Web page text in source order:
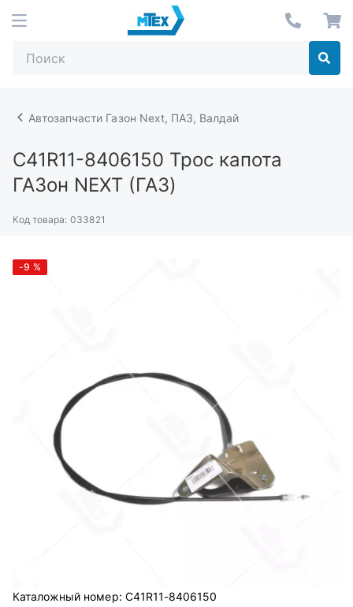
Автозапчасти Газон Next, ПАЗ, Валдай
C41R11-8406150 Трос капота
ГАЗон NEXT (ГАЗ)
Код товара: 033821
-9 %
Каталожный номер: C41R11-8406150